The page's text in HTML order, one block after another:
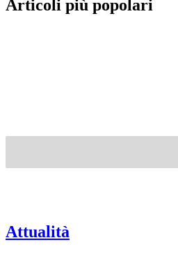
Articoli più popolari
Attualità